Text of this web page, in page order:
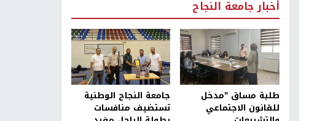
أخبار جامعة النجاح
طلبة مساق "مدخل
للقانون الاجتماعي
جامعة النجاح الوطنية
تستضيف منافسات